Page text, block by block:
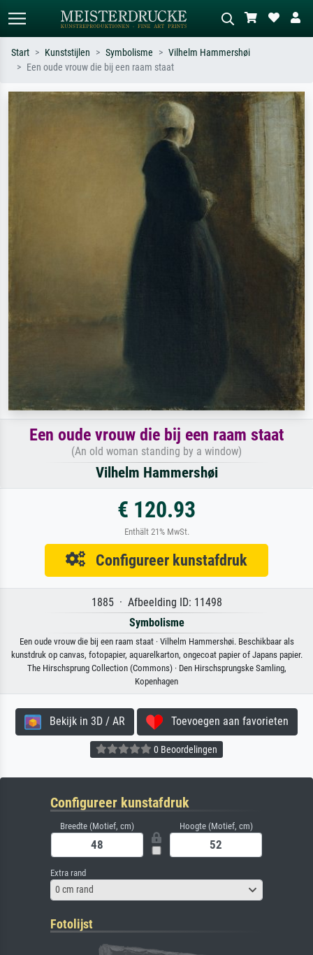
Zoek op kunstenaar, titel of stijl – bijv.
Beschrijf de scène – bijv. groene
weide, abstract met veel rood, donker
olieverfschilderij, staand naakt naast
een boom.
Start Kunststijlen Symbolisme
Vilhelm Hammershøi
Een oude vrouw die bij een raam staat
Een oude vrouw die bij een raam staat
(An old woman standing by a window)
Vilhelm Hammershøi
€ 120.93
Enthält 21% MwSt.
Configureer kunstafdruk
1885 · Afbeelding ID: 11498
Symbolisme
Een oude vrouw die bij een raam staat · Vilhelm Hammershøi. Beschikbaar als
kunstdruk op canvas, fotopapier, aquarelkarton, ongecoat papier of Japans papier.
The Hirschsprung Collection (Commons) · Den Hirschsprungske Samling,
Kopenhagen
Bekijk in 3D / AR Toevoegen aan favorieten
0 Beoordelingen
Configureer kunstafdruk
Breedte (Motief, cm) Hoogte (Motief, cm)
Extra rand
0 cm rand
Fotolijst